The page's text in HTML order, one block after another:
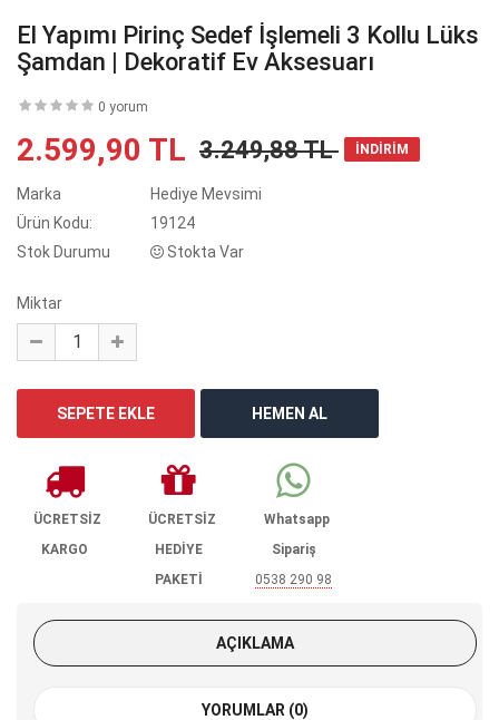
El Yapımı Pirinç Sedef İşlemeli 3 Kollu Lüks
Şamdan | Dekoratif Ev Aksesuarı
0 yorum
2.599,90 TL 3.249,88 TL İNDİRİM
Marka
Hediye Mevsimi
Ürün Kodu:
19124
Stok Durumu
Stokta Var
Miktar
ÜCRETSİZ
KARGO
ÜCRETSİZ
HEDİYE
PAKETİ
Whatsapp
Sipariş
0538 290 98
AÇIKLAMA
YORUMLAR (0)